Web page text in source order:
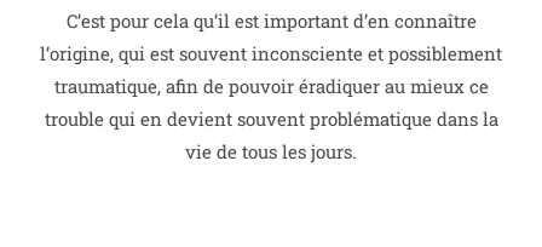
C’est pour cela qu’il est important d’en connaître
l’origine, qui est souvent inconsciente et possiblement
traumatique, afin de pouvoir éradiquer au mieux ce
trouble qui en devient souvent problématique dans la
vie de tous les jours.